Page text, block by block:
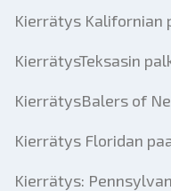
Kierrätys Kalifornian
KierrätysTeksasin
KierrätysBalers of
Kierrätys Floridan
Kierrätys: